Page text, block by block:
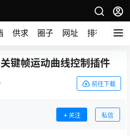
供求 圈子 网址 排行榜
键帧运动曲线控制插件
前往下载
关注 私信